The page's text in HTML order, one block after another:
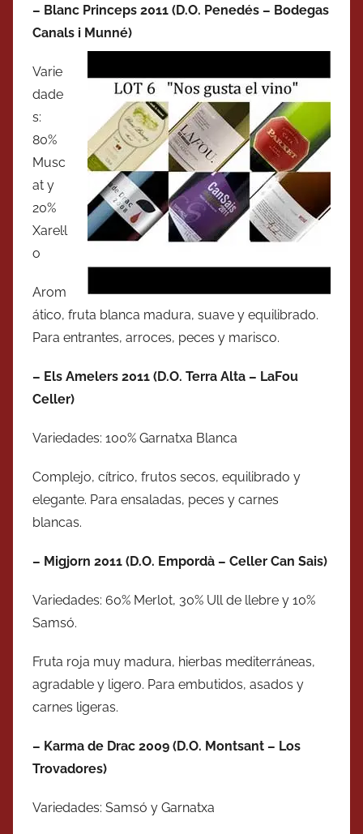
– Blanc Princeps 2011 (D.O. Penedés – Bodegas
Canals i Munné)
Varie
dade
s:
80%
Musc
at y
20%
Xarel·l
o
Arom
ático, fruta blanca madura, suave y equilibrado.
Para entrantes, arroces, peces y marisco.
– Els Amelers 2011 (D.O. Terra Alta – LaFou
Celler)
Variedades: 100% Garnatxa Blanca
Complejo, cítrico, frutos secos, equilibrado y
elegante. Para ensaladas, peces y carnes
blancas.
– Migjorn 2011 (D.O. Empordà – Celler Can Sais)
Variedades: 60% Merlot, 30% Ull de llebre y 10%
Samsó.
Fruta roja muy madura, hierbas mediterráneas,
agradable y ligero. Para embutidos, asados y
carnes ligeras.
– Karma de Drac 2009 (D.O. Montsant – Los
Trovadores)
Variedades: Samsó y Garnatxa